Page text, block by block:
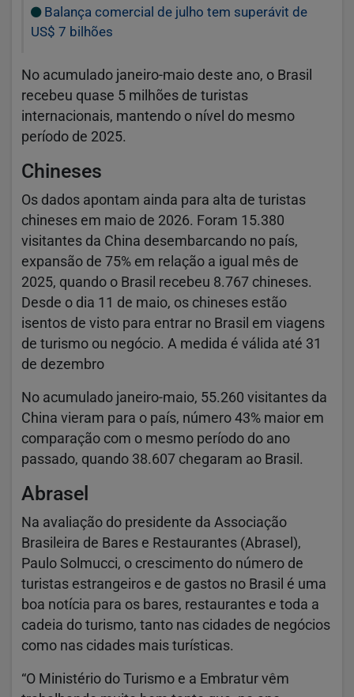
Balança comercial de julho tem superávit de
US$ 7 bilhões
No acumulado janeiro-maio deste ano, o Brasil
recebeu quase 5 milhões de turistas
internacionais, mantendo o nível do mesmo
período de 2025.
Chineses
Os dados apontam ainda para alta de turistas
chineses em maio de 2026. Foram 15.380
visitantes da China desembarcando no país,
expansão de 75% em relação a igual mês de
2025, quando o Brasil recebeu 8.767 chineses.
Desde o dia 11 de maio, os chineses estão
isentos de visto para entrar no Brasil em viagens
de turismo ou negócio. A medida é válida até 31
de dezembro
No acumulado janeiro-maio, 55.260 visitantes da
China vieram para o país, número 43% maior em
comparação com o mesmo período do ano
passado, quando 38.607 chegaram ao Brasil.
Abrasel
Na avaliação do presidente da Associação
Brasileira de Bares e Restaurantes (Abrasel),
Paulo Solmucci, o crescimento do número de
turistas estrangeiros e de gastos no Brasil é uma
boa notícia para os bares, restaurantes e toda a
cadeia do turismo, tanto nas cidades de negócios
como nas cidades mais turísticas.
“O Ministério do Turismo e a Embratur vêm